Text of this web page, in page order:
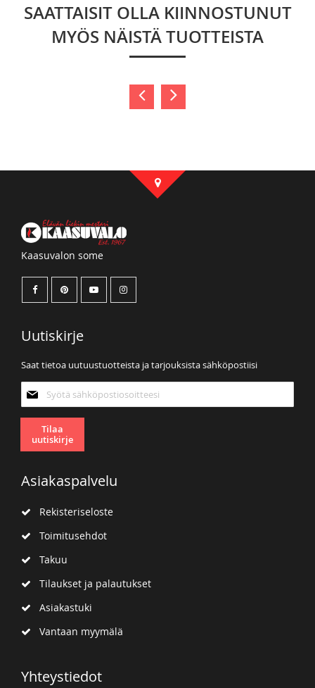
SAATTAISIT OLLA KIINNOSTUNUT
MYÖS NÄISTÄ TUOTTEISTA
Kaasuvalon some
Uutiskirje
Saat tietoa uutuustuotteista ja tarjouksista sähköpostiisi
uutiskirjeemme:
Tilaa
uutiskirje
Asiakaspalvelu
Rekisteriseloste
Toimitusehdot
Takuu
Tilaukset ja palautukset
Asiakastuki
Vantaan myymälä
Yhteystiedot